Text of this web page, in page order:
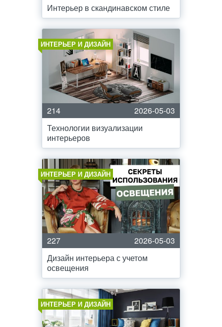
Интерьер в скандинавском стиле
ИНТЕРЬЕР И ДИЗАЙН
214
2026-05-03
Технологии визуализации
интерьеров
ИНТЕРЬЕР И ДИЗАЙН
227
2026-05-03
Дизайн интерьера с учетом
освещения
ИНТЕРЬЕР И ДИЗАЙН